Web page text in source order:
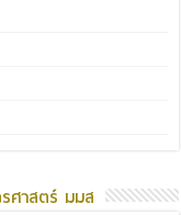
ศาสตร์ มมส